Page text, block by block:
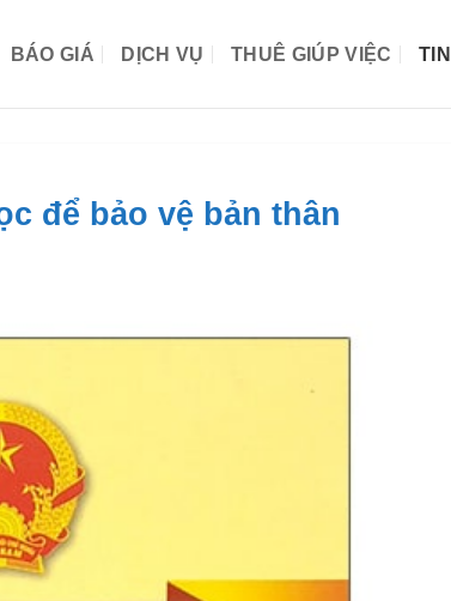
BÁO GIÁ DỊCH VỤ THUÊ GIÚP VIỆC
để bảo vệ bản thân